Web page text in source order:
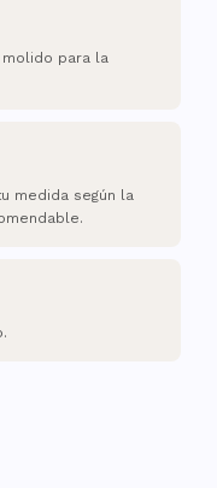
para la
medida según la